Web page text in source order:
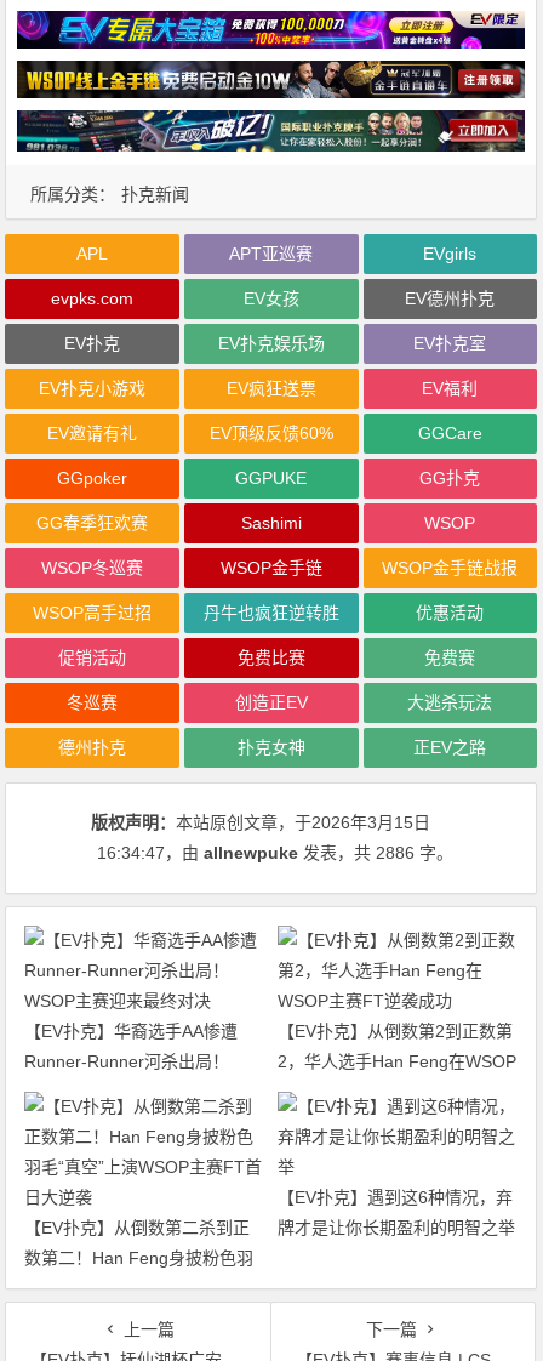
所属分类： 扑克新闻
APL APT亚巡赛 EVgirls
evpks.com EV女孩 EV德州扑克
EV扑克 EV扑克娱乐场 EV扑克室
EV扑克小游戏 EV疯狂送票 EV福利
EV邀请有礼 EV顶级反馈60% GGCare
GGpoker GGPUKE GG扑克
GG春季狂欢赛 Sashimi WSOP
WSOP冬巡赛 WSOP金手链 WSOP金手链战报
WSOP高手过招 丹牛也疯狂逆转胜 优惠活动
促销活动 免费比赛 免费赛
冬巡赛 创造正EV 大逃杀玩法
德州扑克 扑克女神 正EV之路
版权声明：本站原创文章，于2026年3月15日
16:34:47，由allnewpuke 发表，共 2886 字。
【EV扑克】华裔选手AA惨遭
Runner-Runner河杀出局！
WSOP主赛迎来最终对决
【EV扑克】从倒数第2到正数第
2，华人选手Han Feng在WSOP
主赛FT逆袭成功
【EV扑克】从倒数第二杀到正
数第二！Han Feng身披粉色羽
毛“真空”上演WSOP主赛FT首日
【EV扑克】遇到这6种情况，弃
牌才是让你长期盈利的明智之举
上一篇
下一篇